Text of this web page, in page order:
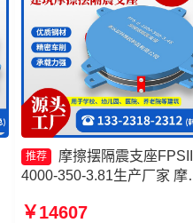
推荐
摩擦摆隔震支座
4000-350-3.81生产厂家 摩
3.81厂家 FPS支座 摩擦摆
￥14607